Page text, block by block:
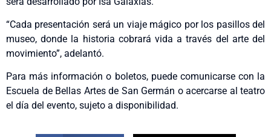
“Cada presentación será un viaje mágico por los pasillos del
museo, donde la historia cobrará vida a través del arte del
movimiento”, adelantó.
Para más información o boletos, puede comunicarse con la
Escuela de Bellas Artes de San Germán o acercarse al teatro
el día del evento, sujeto a disponibilidad.